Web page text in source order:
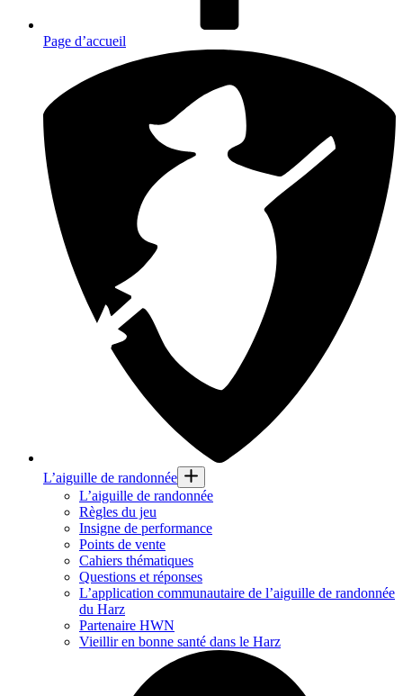
Page d’accueil
L’aiguille de randonnée
L’aiguille de randonnée
Règles du jeu
Insigne de performance
Points de vente
Cahiers thématiques
Questions et réponses
L’application communautaire de l’aiguille de randonnée
du Harz
Partenaire HWN
Vieillir en bonne santé dans le Harz